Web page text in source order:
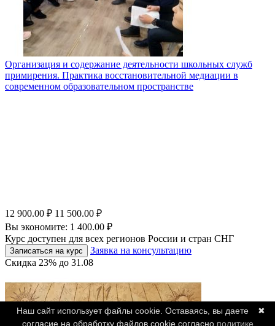
Организация и содержание деятельности школьных служб
примирения. Практика восстановительной медиации в
современном образовательном пространстве
12 900.00 ₽ 11 500.00 ₽
Вы экономите: 1 400.00 ₽
Курс доступен для всех регионов России и стран СНГ
Записаться на курс
Заявка на консультацию
Скидка 23% до 31.08
✖
Наш сайт использует файлы cookie. Оставаясь, вы даете
согласие на обработку файлов cookie согласно политике